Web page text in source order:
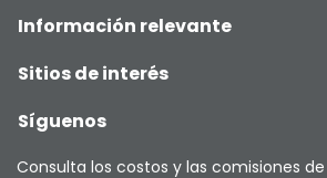
Información relevante
Sitios de interés
Síguenos
Consulta los costos y las comisiones